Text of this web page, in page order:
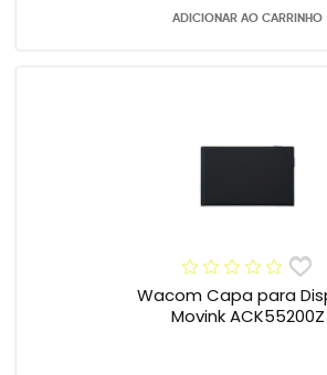
ADICIONAR AO CARRINHO
Wacom Capa para
Movink ACK55200Z